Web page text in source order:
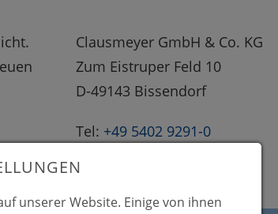
Clausmeyer GmbH & Co. KG
Zum Eistruper Feld 10
D-49143 Bissendorf
Tel: +49 5402 9291-0
unserer Website. Einige von ihnen